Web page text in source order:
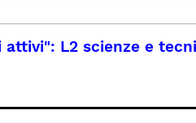
attivi": L2 scienze e